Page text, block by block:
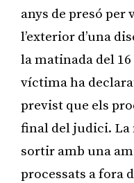
anys de presó per
l’exterior d’una
la matinada del
víctima ha
previst que els
final del judici. La
sortir amb una
processats a fora